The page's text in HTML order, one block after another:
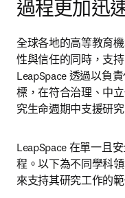
過程更加迅
全球各地的高等教育
性與信任的同時，支
LeapSpace 透過以負
標，在符合治理、中
究生命週期中支援研究
LeapSpace 在單一且
程。以下為不同學科
來支持其研究工作的範